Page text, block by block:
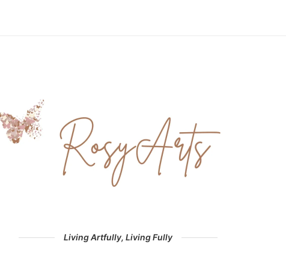
Living Artfully, Living Fully